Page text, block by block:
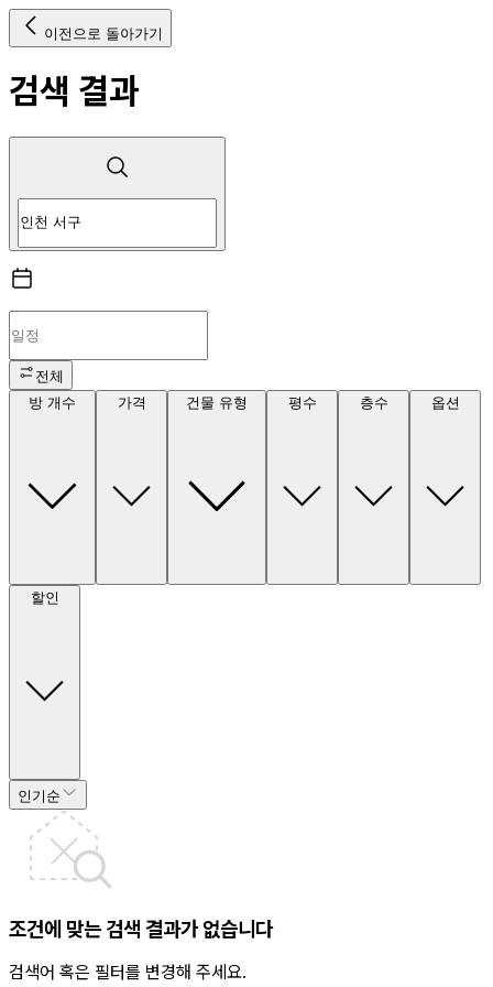
이전으로 돌아가기
검색 결과
전체
방 개수
가격 건물 유형 평수 층수 옵션
할인
인기순
조건에 맞는 검색 결과가 없습니다
검색어 혹은 필터를 변경해 주세요.